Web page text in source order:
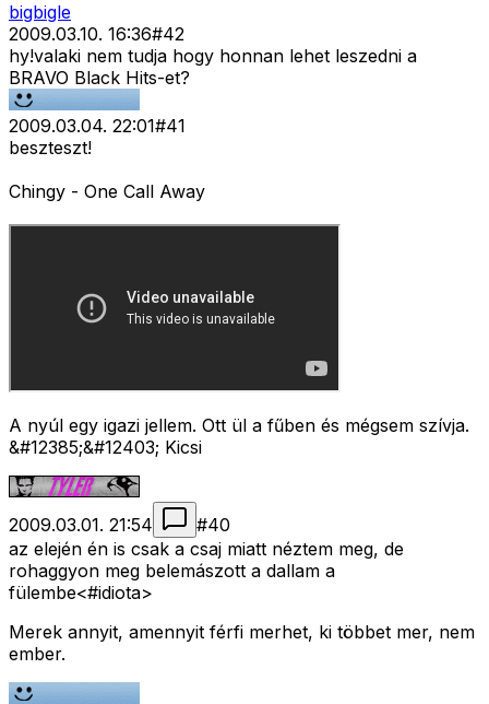
bigbigle
2009.03.10. 16:36#42
hy!valaki nem tudja hogy honnan lehet leszedni a
BRAVO Black Hits-et?
2009.03.04. 22:01#41
beszteszt!
Chingy - One Call Away
A nyúl egy igazi jellem. Ott ül a fűben és mégsem szívja.
&#12385;&#12403; Kicsi
2009.03.01. 21:54 #40
az elején én is csak a csaj miatt néztem meg, de
rohaggyon meg belemászott a dallam a
fülembe<#idiota>
Merek annyit, amennyit férfi merhet, ki többet mer, nem
ember.